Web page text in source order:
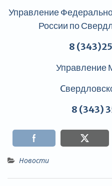
Управление
России по
8
Управление
8 (343)
Новости